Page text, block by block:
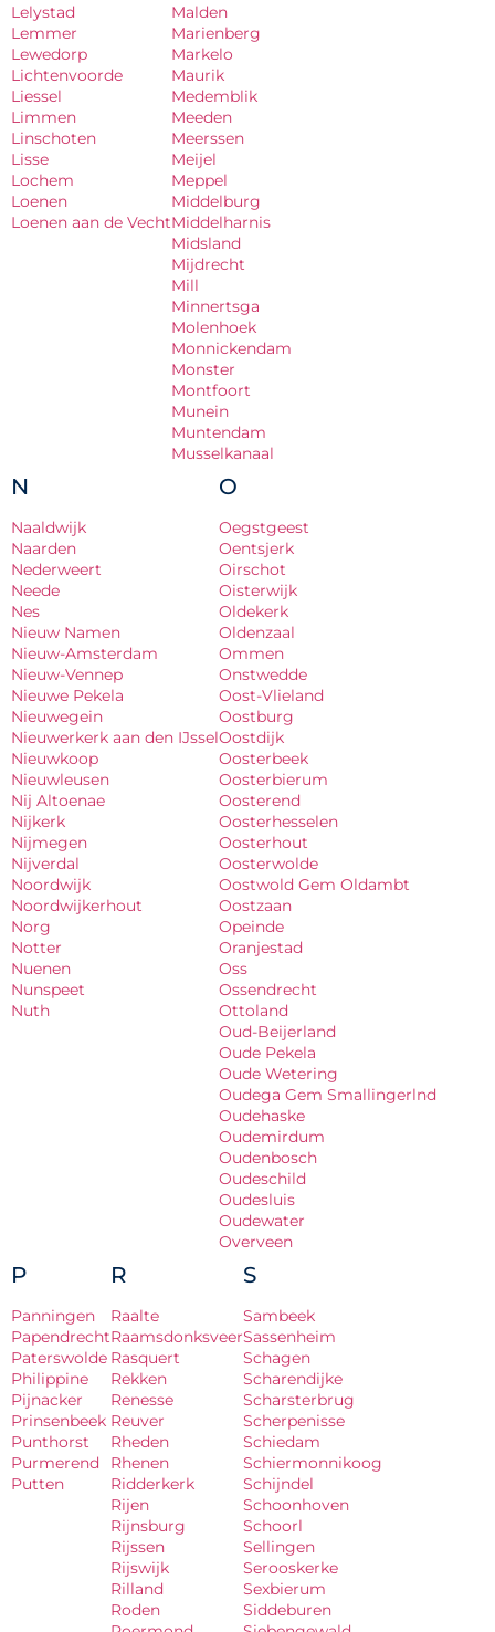
Lelystad
Lemmer
Lewedorp
Lichtenvoorde
Liessel
Limmen
Linschoten
Lisse
Lochem
Loenen
Loenen aan de Vecht
Malden
Marienberg
Markelo
Maurik
Medemblik
Meeden
Meerssen
Meijel
Meppel
Middelburg
Middelharnis
Midsland
Mijdrecht
Mill
Minnertsga
Molenhoek
Monnickendam
Monster
Montfoort
Munein
Muntendam
Musselkanaal
N
Naaldwijk
Naarden
Nederweert
Neede
Nes
Nieuw Namen
Nieuw-Amsterdam
Nieuw-Vennep
Nieuwe Pekela
Nieuwegein
Nieuwerkerk aan den IJssel
Nieuwkoop
Nieuwleusen
Nij Altoenae
Nijkerk
Nijmegen
Nijverdal
Noordwijk
Noordwijkerhout
Norg
Notter
Nuenen
Nunspeet
Nuth
O
Oegstgeest
Oentsjerk
Oirschot
Oisterwijk
Oldekerk
Oldenzaal
Ommen
Onstwedde
Oost-Vlieland
Oostburg
Oostdijk
Oosterbeek
Oosterbierum
Oosterend
Oosterhesselen
Oosterhout
Oosterwolde
Oostwold Gem Oldambt
Oostzaan
Opeinde
Oranjestad
Oss
Ossendrecht
Ottoland
Oud-Beijerland
Oude Pekela
Oude Wetering
Oudega Gem Smallingerlnd
Oudehaske
Oudemirdum
Oudenbosch
Oudeschild
Oudesluis
Oudewater
Overveen
P
Panningen
Papendrecht
Paterswolde
Philippine
Pijnacker
Prinsenbeek
Punthorst
Purmerend
Putten
R
Raalte
Raamsdonksveer
Rasquert
Rekken
Renesse
Reuver
Rheden
Rhenen
Ridderkerk
Rijen
Rijnsburg
Rijssen
Rijswijk
Rilland
Roden
S
Sambeek
Sassenheim
Schagen
Scharendijke
Scharsterbrug
Scherpenisse
Schiedam
Schiermonnikoog
Schijndel
Schoonhoven
Schoorl
Sellingen
Serooskerke
Sexbierum
Siddeburen